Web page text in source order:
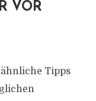
VOR
Tipps